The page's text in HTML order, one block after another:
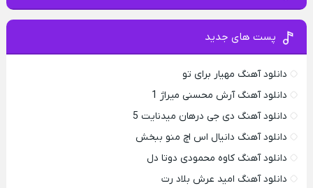
پست های جدید
دانلود آهنگ مهیار برای تو
دانلود آهنگ آرش محسنی میراژ 1
دانلود آهنگ دی جی درهان میدنایت 5
دانلود آهنگ دانیال اس اچ منو ببخش
دانلود آهنگ کاوه محمودی دوتا دل
دانلود آهنگ امید عرش بلاد رت